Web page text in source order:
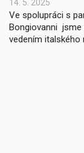
14. 5. 2025
Ve spolupráci s
Bongiovanni jsme
vedením italského